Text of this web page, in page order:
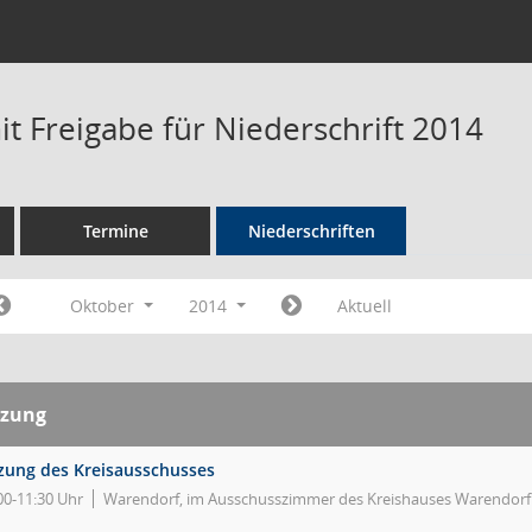
Freigabe für Niederschrift 2014
Termine Niederschriften
Oktober 2014 Aktuell
des Kreisausschusses
11:30 Uhr Warendorf, im Ausschusszimmer des Kreishauses Warendorf